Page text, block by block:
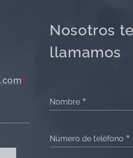
T
Nosotros te
llamamos
Nombre
Número de teléfono